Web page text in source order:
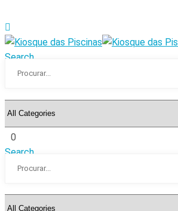
Search
0
Search